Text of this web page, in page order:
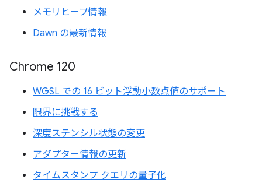
メモリヒープ情報
Dawn の最新情報
Chrome 120
WGSL での 16 ビット浮動小数点値のサポート
限界に挑戦する
深度ステンシル状態の変更
アダプター情報の更新
タイムスタンプ クエリの量子化